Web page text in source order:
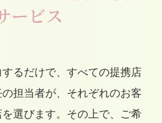
ービス
るだけで、すべての提携店
担当者が、それぞれのお客
選びます。その上で、ご希